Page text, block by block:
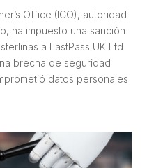
Office (ICO), autoridad
ha impuesto una sanción
a LastPass UK Ltd
brecha de seguridad
datos personales